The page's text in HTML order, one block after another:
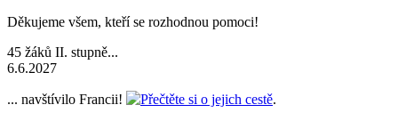
Děkujeme všem, kteří se rozhodnou pomoci!
45 žáků II. stupně...
6.6.2027
... navštívilo Francii! Přečtěte si o jejich cestě.